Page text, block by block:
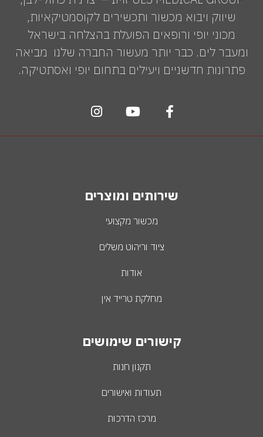
שיווק ויבוא מכשור ותכשירים לקוסמטיקאיות,
מכוני יופי ורופאים הפועלת בהצלחה בישראל
ומעבר לים. כבר יותר מעשור החברה שלנו מביאה
פתרונות חדשניים ויעילים בתחום יופי ואסתטיקה.
שירותים ומוצרים
מכשור מקצועי
ציוד וריהוט משלים
אודות
מחלקת טרייד אין
קישורים שימושים
תקנון חנות
תעודות ואישורים
מרכז הדרכות